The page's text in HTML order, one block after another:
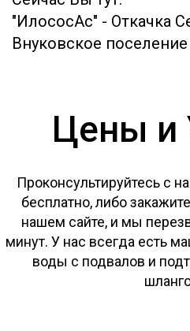
"ИлососАс" - Откачка
Внуковское поселение
Цены и
Проконсультируйтесь с
бесплатно, либо закажите
нашем сайте, и мы
минут. У нас всегда есть
воды с подвалов и